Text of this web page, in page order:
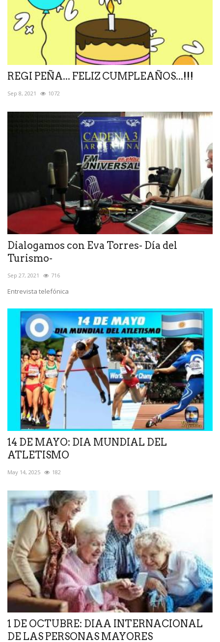
REGI PEÑA... FELIZ CUMPLEAÑOS...!!!
Sep 8, 2021 1072
Dialogamos con Eva Torres- Día del
Turismo-
Sep 27, 2021 716
Entrevista telefónica
14 DE MAYO: DIA MUNDIAL DEL
ATLETISMO
May 14, 2025 182
1 DE OCTUBRE: DIAA INTERNACIONAL
DE LAS PERSONAS MAYORES